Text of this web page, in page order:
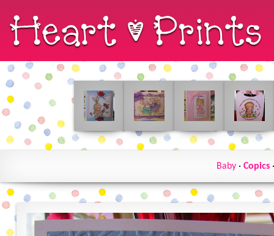
Baby· Copics